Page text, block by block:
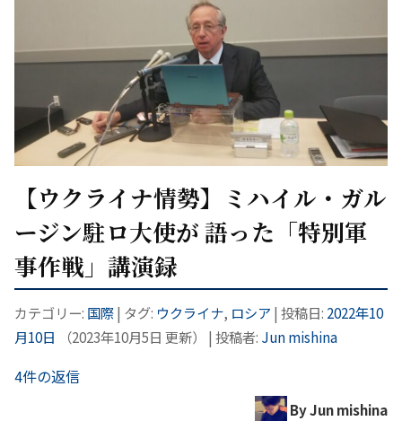
【ウクライナ情勢】ミハイル・ガル
ージン駐ロ大使が 語った「特別軍
事作戦」講演録
カテゴリー: 国際| タグ: ウクライナ, ロシア | 投稿日: 2022年10
月10日
（2023年10月5日 更新） | 投稿者: Jun mishina
4件の返信
By Jun mishina